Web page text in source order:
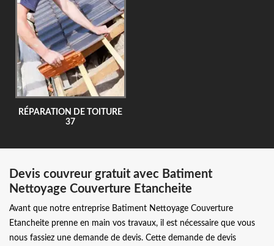
RÉPARATION DE TOITURE
37
Devis couvreur gratuit avec Batiment
Nettoyage Couverture Etancheite
Avant que notre entreprise Batiment Nettoyage Couverture
Etancheite prenne en main vos travaux, il est nécessaire que vous
nous fassiez une demande de devis. Cette demande de devis